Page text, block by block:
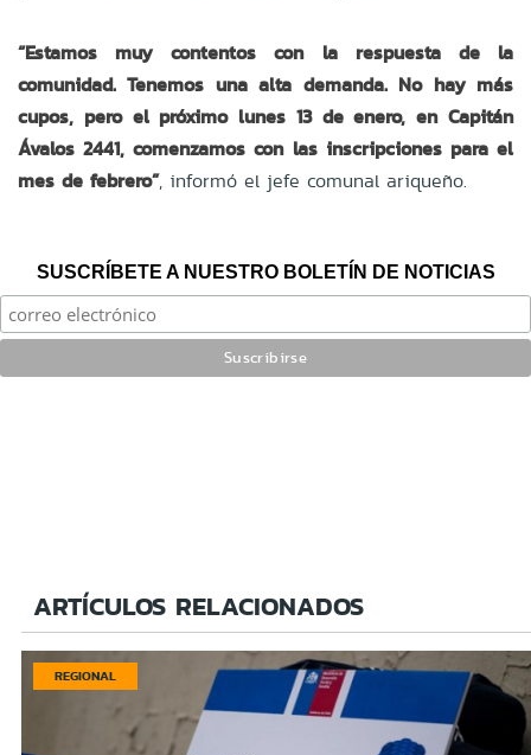
“Estamos muy contentos con la respuesta de la
comunidad. Tenemos una alta demanda. No hay más
cupos, pero el próximo lunes 13 de enero, en Capitán
Ávalos 2441, comenzamos con las inscripciones para el
mes de febrero”, informó el jefe comunal ariqueño.
SUSCRÍBETE A NUESTRO BOLETÍN DE NOTICIAS
ARTÍCULOS RELACIONADOS
REGIONAL